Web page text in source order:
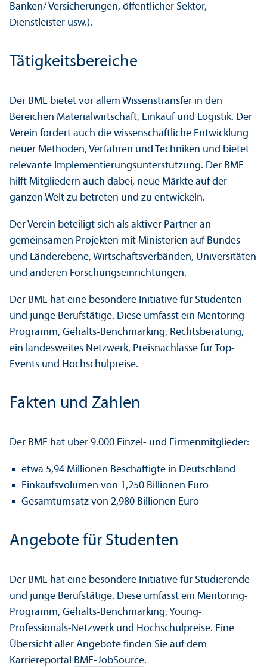
Banken/Versicherungen, öffentlicher Sektor,
Dienstleister usw.).
Tätigkeits­bereiche
Der BME bietet vor allem Wissenstrans­fer in den
Bereichen Materialwirtschaft, Einkauf und Logistik. Der
Verein fördert auch die wissenschaft­liche Entwicklung
neuer Methoden, Verfahren und Techniken und bietet
relevante Implementierungs­unter­stützung. Der BME
hilft Mitgliedern auch dabei, neue Märkte auf der
ganzen Welt zu betreten und zu entwickeln.
Der Verein beteiligt sich als aktiver Partner an
gemeinsamen Projekten mit Ministerien auf Bundes-
und Länder­ebene, Wirtschafts­verbänden, Universitäten
und anderen Forschungs­einrichtungen.
Der BME hat eine besondere Initiative für Studenten
und junge Berufstätige. Diese umfasst ein Mentoring-
Programm, Gehalts-Benchmarking, Rechts­beratung,
ein landes­weites Netzwerk, Preisnachlässe für Top-
Events und Hochschul­preise.
Fakten und Zahlen
Der BME hat über 9.000 Einzel- und Firmen­mitglieder:
etwa 5,94 Millionen Beschäftigte in Deutschland
Einkaufsvolumen von 1,250 Billionen Euro
Gesamtumsatz von 2,980 Billionen Euro
Angebote für Studenten
Der BME hat eine besondere Initiative für Studierende
und junge Berufstätige. Diese umfasst ein Mentoring-
Programm, Gehalts-Benchmarking, Young-
Professionals-Netzwerk und Hochschul­preise. Eine
Über­sicht aller Angebote finden Sie auf dem
Karriereportal BME-JobSource.